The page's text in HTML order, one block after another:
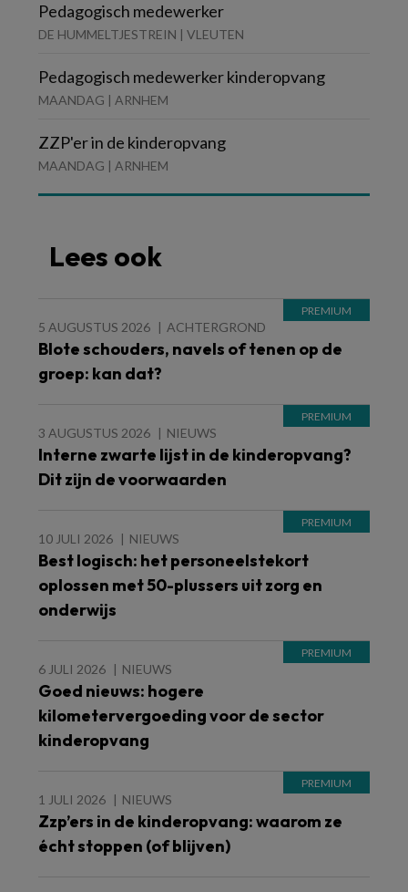
Pedagogisch medewerker
DE HUMMELTJESTREIN | VLEUTEN
Pedagogisch medewerker kinderopvang
MAANDAG | ARNHEM
ZZP'er in de kinderopvang
MAANDAG | ARNHEM
Lees ook
5 AUGUSTUS 2026 ACHTERGROND
Blote schouders, navels of tenen op de
groep: kan dat?
3 AUGUSTUS 2026 NIEUWS
Interne zwarte lijst in de kinderopvang?
Dit zijn de voorwaarden
10 JULI 2026 NIEUWS
Best logisch: het personeelstekort
oplossen met 50-plussers uit zorg en
onderwijs
6 JULI 2026 NIEUWS
Goed nieuws: hogere
kilometervergoeding voor de sector
kinderopvang
1 JULI 2026 NIEUWS
Zzp’ers in de kinderopvang: waarom ze
écht stoppen (of blijven)